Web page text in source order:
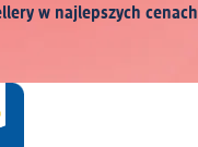
w najlepszych cenach